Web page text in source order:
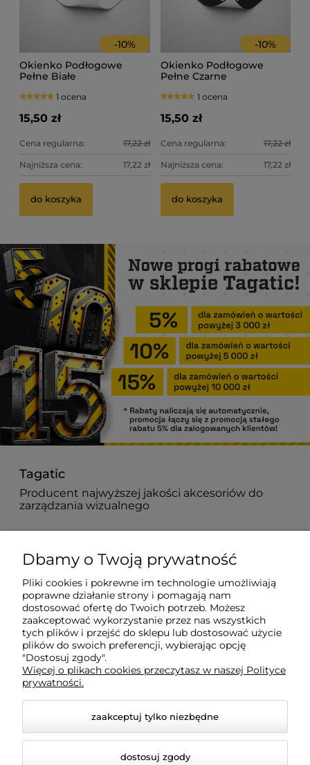
-10%
Okienko Podłogowe
Pełne Białe
1 ocena
15,50 zł
Cena regularna: 17,22 zł
Najniższa cena: 17,22 zł
do koszyka
-10%
Okienko Podłogowe
Pełne Czarne
1 ocena
15,50 zł
Cena regularna: 17,22 zł
Najniższa cena: 17,22 zł
do koszyka
Tagatic
Producent najwyższej jakości akcesoriów do
zarządzania wizualnego
882 627 363
biuro@tagatic.com
Oznakowanie magazynów i hal produkcyjnych
Dodatkowe informacje
Moje konto
Dbamy o Twoją prywatność
Pliki cookies i pokrewne im technologie umożliwiają
poprawne działanie strony i pomagają nam
dostosować ofertę do Twoich potrzeb. Możesz
zaakceptować wykorzystanie przez nas wszystkich
tych plików i przejść do sklepu lub dostosować użycie
plików do swoich preferencji, wybierając opcję
"Dostosuj zgody".
Więcej o plikach cookies przeczytasz w naszej Polityce
prywatności.
zaakceptuj tylko niezbędne
dostosuj zgody